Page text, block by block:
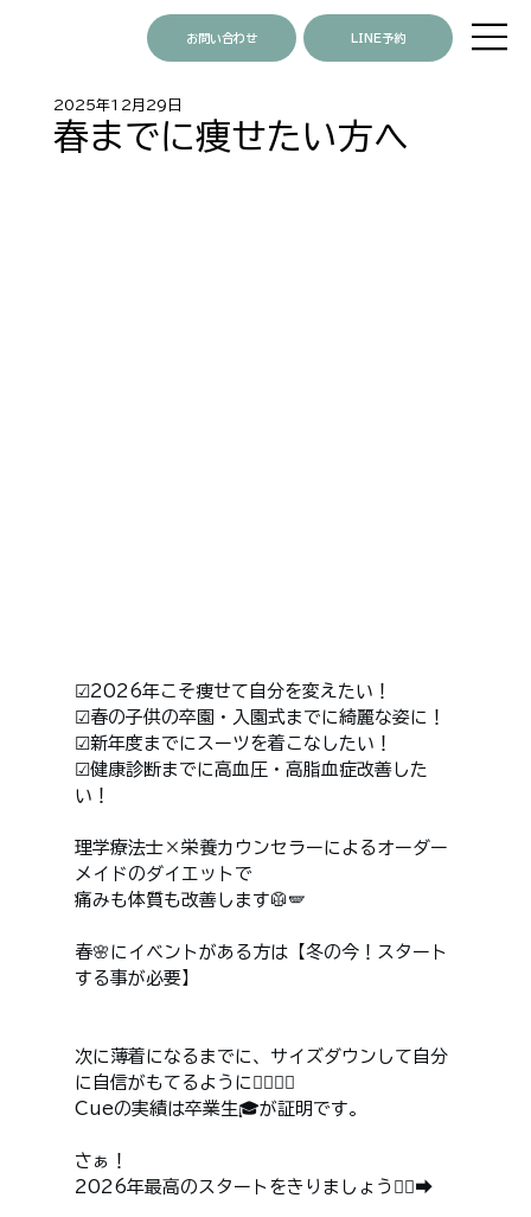
お問い合わせ LINE予約
春までに痩せたい方へ
2025年12月29日
☑︎2026年こそ痩せて自分を変えたい！
☑︎春の子供の卒園・入園式までに綺麗な姿に！
☑︎新年度までにスーツを着こなしたい！
☑︎健康診断までに高血圧・高脂血症改善した
い！
理学療法士×栄養カウンセラーによるオーダー
メイドのダイエットで
痛みも体質も改善します🥼🪽
春🌸にイベントがある方は【冬の今！スタート
する事が必要】
次に薄着になるまでに、サイズダウンして自分
に自信がもてるように🧚🏻‍♀️✨
Cueの実績は卒業生🎓が証明です。
さぁ！
2026年最高のスタートをきりましょう🏃‍♀️‍➡️